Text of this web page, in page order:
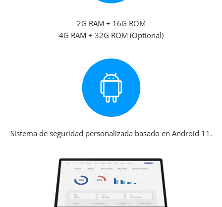
2G RAM + 16G ROM
4G RAM + 32G ROM (Optional)
Sistema de seguridad personalizada basado en Android 11.